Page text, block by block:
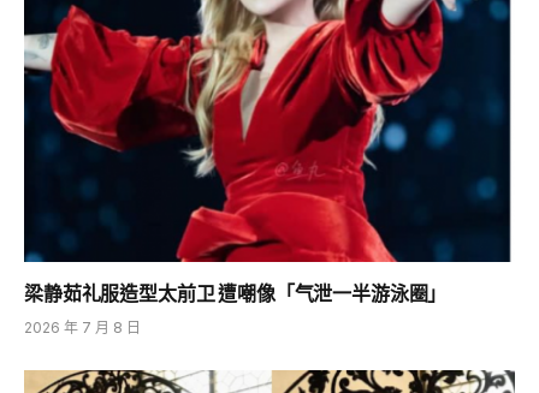
梁静茹礼服造型太前卫 遭嘲像「气泄一半游泳圈」
2026 年 7 月 8 日